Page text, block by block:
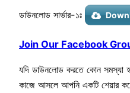
ডাউনলোড সার্ভার-১ঃ
Join Our Facebook
যদি ডাউনলোড করতে কোন সমস্যা
কাজে আসলে আপনি একটি শেয়ার